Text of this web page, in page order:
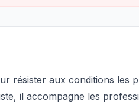
résister aux conditions les
il accompagne les